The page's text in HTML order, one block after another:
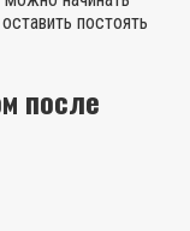
постоять
после